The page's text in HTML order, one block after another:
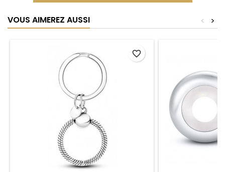
VOUS AIMEREZ AUSSI >
<
favorite_border